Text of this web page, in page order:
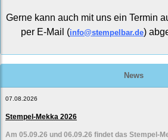
Gerne kann auch mit uns ein Termin
per E-Mail (info@stempelbar.de)
News
07.08.2026
Stempel-Mekka 2026
Am 05.09.26 und 06.09.26 findet das Stempel-